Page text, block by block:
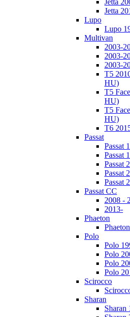
Jetta
Lupo
Lupo
Multivan
2003-
2003-
2003-
T5
HU)
T5
HU)
T5
HU)
T6
Passat
Passat
Passat
Passat
Passat
Passat
Passat CC
2008 -
2013-
Phaeton
Polo
Polo
Polo
Polo
Polo
Scirocco
Sharan
Sharan